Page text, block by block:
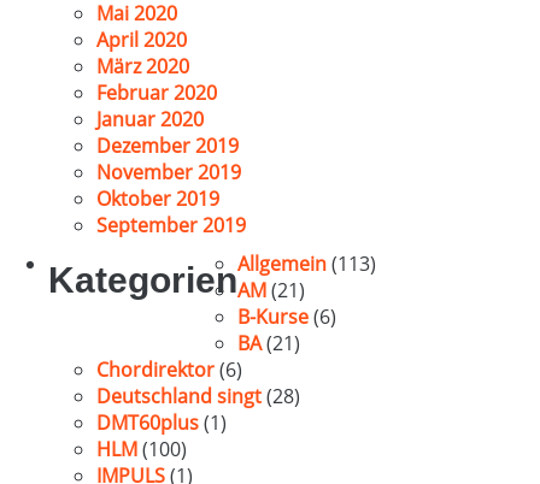
Mai 2020
April 2020
März 2020
Februar 2020
Januar 2020
Dezember 2019
November 2019
Oktober 2019
September 2019
KategorienAllgemein(113)
AM(21)
B-Kurse(6)
BA(21)
Chordirektor(6)
Deutschland singt(28)
DMT60plus(1)
HLM(100)
IMPULS(1)